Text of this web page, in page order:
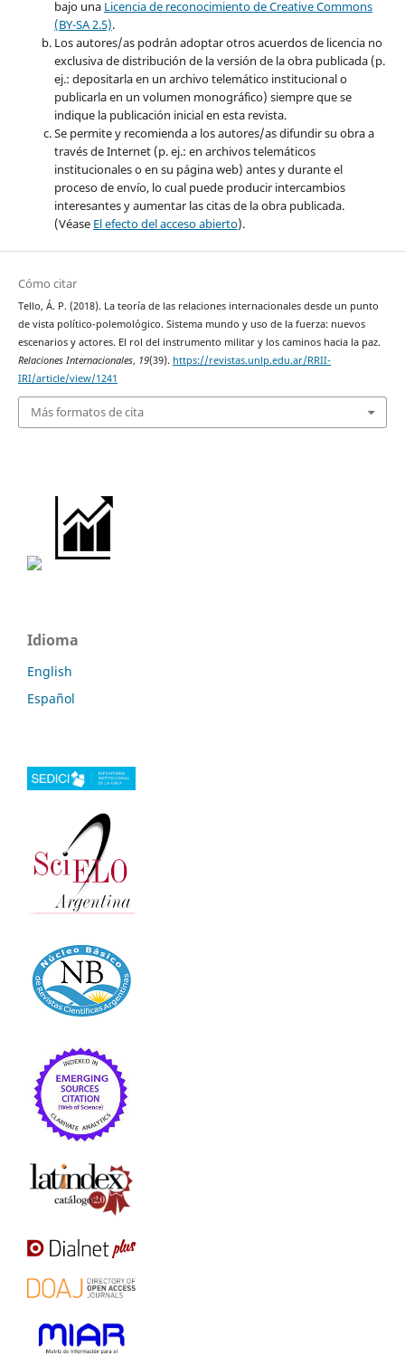
bajo una Licencia de reconocimiento de Creative Commons
(BY-SA 2.5).
Los autores/as podrán adoptar otros acuerdos de licencia no
exclusiva de distribución de la versión de la obra publicada (p.
ej.: depositarla en un archivo telemático institucional o
publicarla en un volumen monográfico) siempre que se
indique la publicación inicial en esta revista.
Se permite y recomienda a los autores/as difundir su obra a
través de Internet (p. ej.: en archivos telemáticos
institucionales o en su página web) antes y durante el
proceso de envío, lo cual puede producir intercambios
interesantes y aumentar las citas de la obra publicada.
(Véase El efecto del acceso abierto).
Cómo citar
Tello, Á. P. (2018). La teoría de las relaciones internacionales desde un punto
de vista político-polemológico. Sistema mundo y uso de la fuerza: nuevos
escenarios y actores. El rol del instrumento militar y los caminos hacia la paz.
Relaciones Internacionales, 19(39). https://revistas.unlp.edu.ar/RRII-
IRI/article/view/1241
Más formatos de cita
Idioma
English
Español